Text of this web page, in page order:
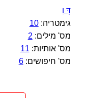
דָּ וִ
גימטריה:10
מס' מילים: 2
מס' אותיות: 11
מס' חיפושים:6